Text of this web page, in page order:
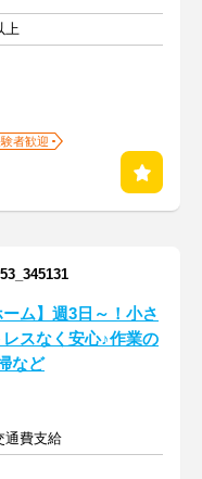
上
者歓迎
ーム】週3日～！小さ
スなく安心♪作業の
など
通費支給